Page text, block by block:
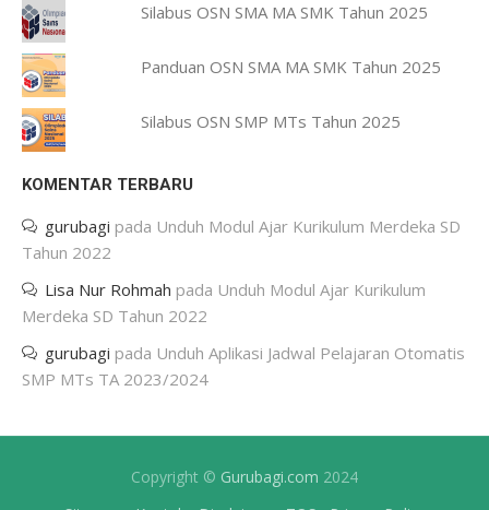
Silabus OSN SMA MA SMK Tahun 2025
Panduan OSN SMA MA SMK Tahun 2025
Silabus OSN SMP MTs Tahun 2025
KOMENTAR TERBARU
gurubagi pada Unduh Modul Ajar Kurikulum Merdeka SD
Tahun 2022
Lisa Nur Rohmah pada Unduh Modul Ajar Kurikulum
Merdeka SD Tahun 2022
gurubagi pada Unduh Aplikasi Jadwal Pelajaran Otomatis
SMP MTs TA 2023/2024
Copyright © Gurubagi.com 2024